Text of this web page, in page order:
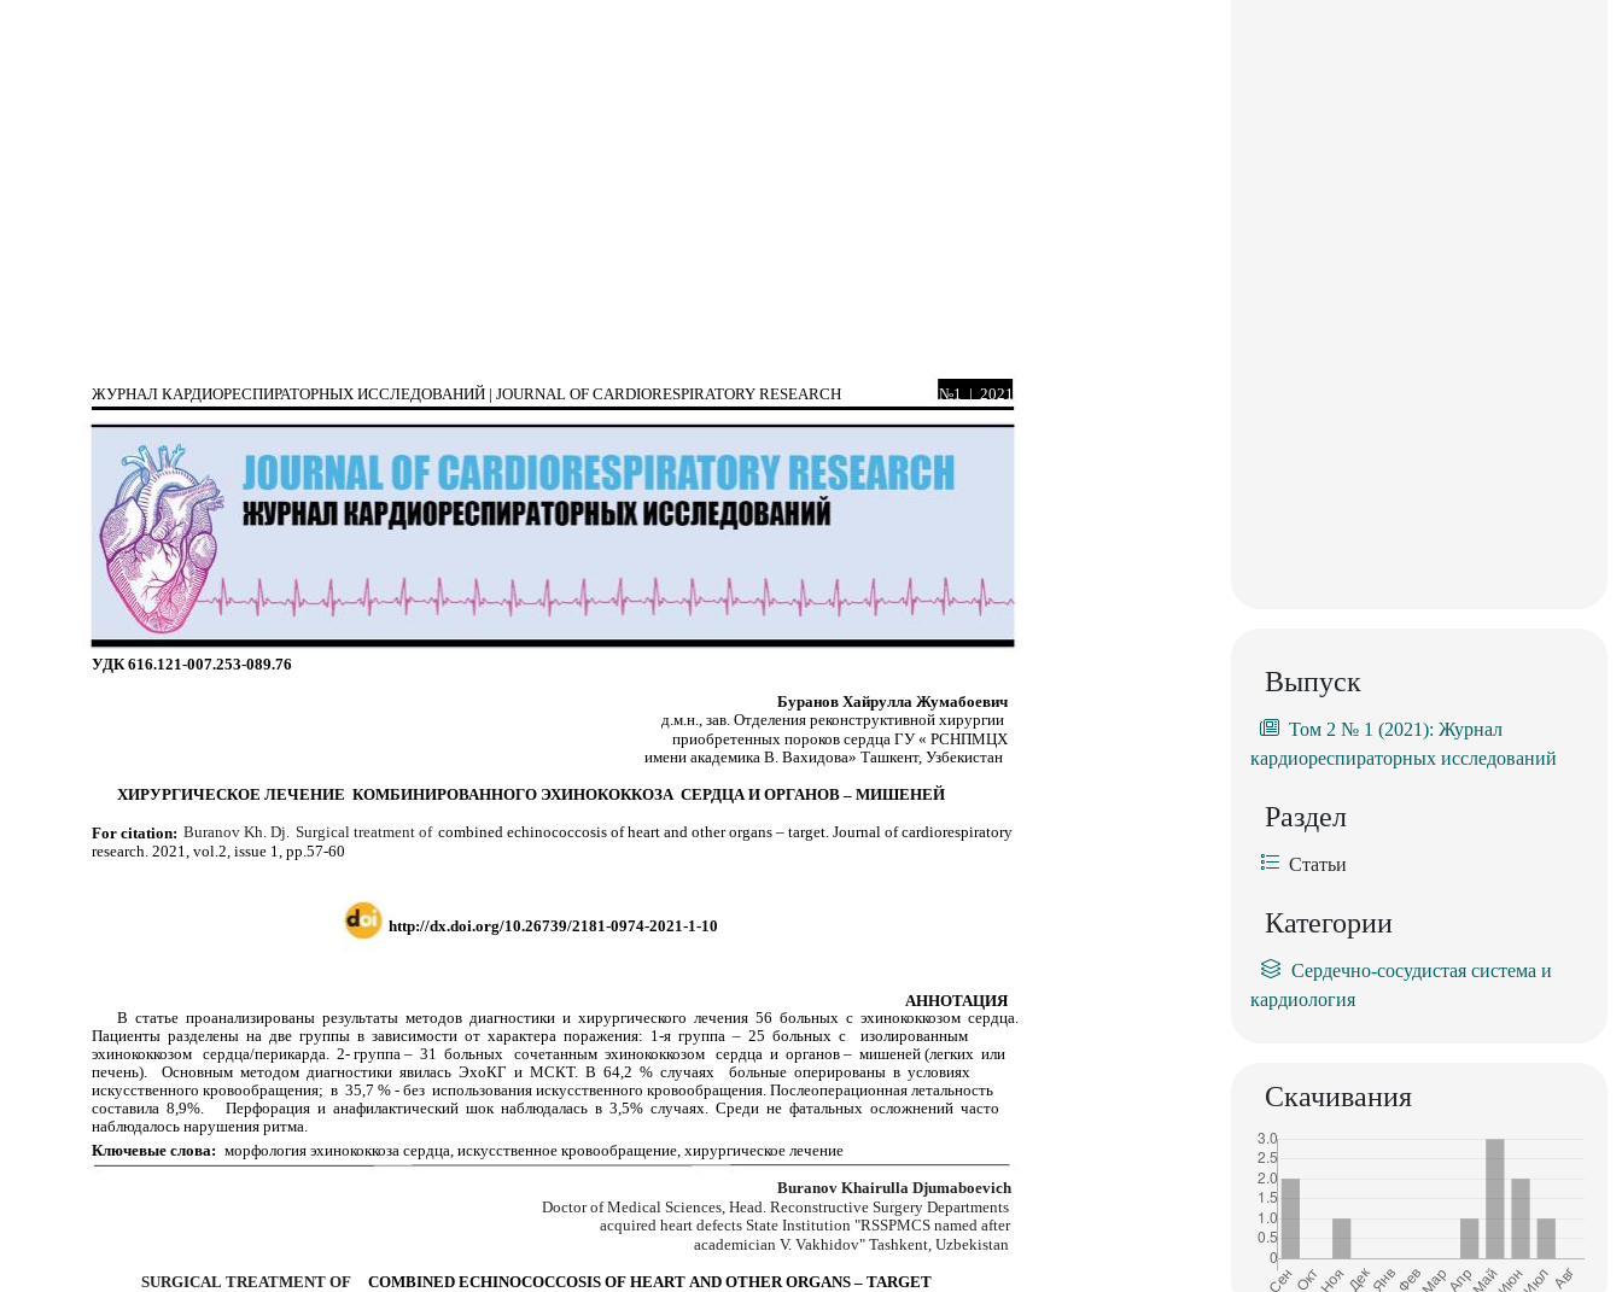
ЖУРНАЛ КАРДИОРЕСПИРАТОРНЫХ ИССЛЕДОВАНИЙ | JOURNAL OF CARDIORESPIRATORY RESEARCH №1 | 2021
УДК 616.121-007.253-089.76
Буранов Хайрулла Жумабоевич
д.м.н., зав. Отделения реконструктивной хирургии
приобретенных пороков сердца ГУ « РСНПМЦХ
имени академика В. Вахидова» Ташкент, Узбекистан
ХИРУРГИЧЕСКОЕ ЛЕЧЕНИЕ КОМБИНИРОВАННОГО ЭХИНОКОККОЗА СЕРДЦА И ОРГАНОВ – МИШЕНЕЙ
For citation: Buranov Kh. Dj. Surgical treatment of combined echinococcosis of heart and other organs – target. Journal of cardiorespiratory
research. 2021, vol.2, issue 1, pp.57-60
http://dx.doi.org/10.26739/2181-0974-2021-1-10
АННОТАЦИЯ
В статье проанализированы результаты методов диагностики и хирургического лечения 56 больных с эхинококкозом сердца.
Пациенты разделены на две группы в зависимости от характера поражения: 1-я группа – 25 больных с изолированным
эхинококкозом сердца/перикарда. 2- группа – 31 больных сочетанным эхинококкозом сердца и органов – мишеней (легких или
печень). Основным методом диагностики явилась ЭхоКГ и МСКТ. В 64,2 % случаях больные оперированы в условиях
искусственного кровообращения; в 35,7 % - без использования искусственного кровообращения. Послеоперационная летальность
составила 8,9%. Перфорация и анафилактический шок наблюдалась в 3,5% случаях. Среди не фатальных осложнений часто
наблюдалось нарушения ритма.
Ключевые слова: морфология эхинококкоза сердца, искусственное кровообращение, хирургическое лечение
Buranov Khairulla Djumaboevich
Doctor of Medical Sciences, Head. Reconstructive Surgery Departments
acquired heart defects State Institution "RSSPMCS named after
academician V. Vakhidov" Tashkent, Uzbekistan
SURGICAL TREATMENT OF COMBINED ECHINOCOCCOSIS OF HEART AND OTHER ORGANS – TARGET
Выпуск
Том 2 № 1 (2021): Журнал
кардиореспираторных исследований
Раздел
Статьи
Категории
Сердечно-сосудистая система и
кардиология
Скачивания